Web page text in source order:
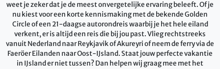
weet je zeker dat je de meest onvergetelijke ervaring beleeft. Of je
nu kiest voor een korte kennismaking met de bekende Golden
Circle of een 21-daagse autorondreis waarbij je het hele eiland
verkent, er is altijd een reis die bij jou past. Vlieg rechtstreeks
vanuit Nederland naar Reykjavik of Akureyri of neem de ferry via de
Faeröer Eilanden naar Oost-IJsland. Staat jouw perfecte vakantie
in IJsland er niet tussen? Dan helpen wij graag mee met het